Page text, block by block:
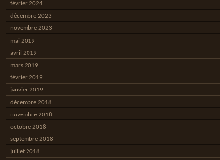
février 2024
décembre 2023
novembre 2023
mai 2019
avril 2019
mars 2019
février 2019
janvier 2019
décembre 2018
novembre 2018
octobre 2018
septembre 2018
juillet 2018